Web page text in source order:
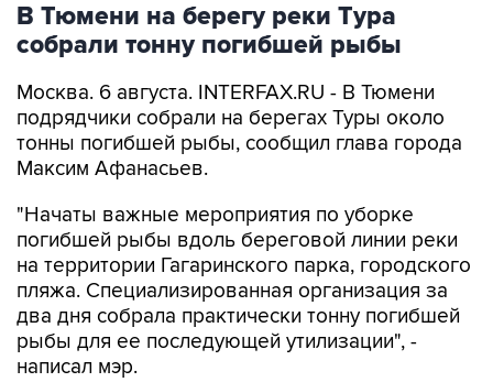
В Тюмени на берегу реки Тура
собрали тонну погибшей рыбы
Москва. 6 августа. INTERFAX.RU - В Тюмени
подрядчики собрали на берегах Туры около
тонны погибшей рыбы, сообщил глава города
Максим Афанасьев.
"Начаты важные мероприятия по уборке
погибшей рыбы вдоль береговой линии реки
на территории Гагаринского парка, городского
пляжа. Специализированная организация за
два дня собрала практически тонну погибшей
рыбы для ее последующей утилизации", -
написал мэр.